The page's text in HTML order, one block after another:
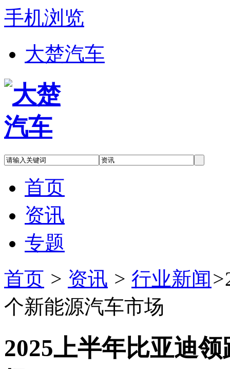
手机浏览
大楚汽车
首页
资讯
专题
首页 > 资讯 > 行业新闻>
个新能源汽车市场
2025上半年比亚迪